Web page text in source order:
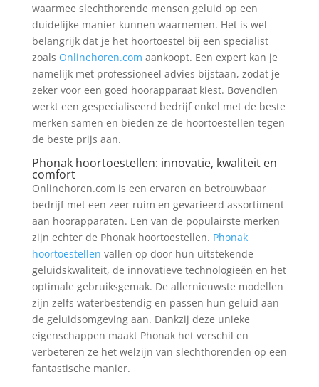
waarmee slechthorende mensen geluid op een
duidelijke manier kunnen waarnemen. Het is wel
belangrijk dat je het hoortoestel bij een specialist
zoals Onlinehoren.com aankoopt. Een expert kan je
namelijk met professioneel advies bijstaan, zodat je
zeker voor een goed hoorapparaat kiest. Bovendien
werkt een gespecialiseerd bedrijf enkel met de beste
merken samen en bieden ze de hoortoestellen tegen
de beste prijs aan.
Phonak hoortoestellen: innovatie, kwaliteit en
comfort
Onlinehoren.com is een ervaren en betrouwbaar
bedrijf met een zeer ruim en gevarieerd assortiment
aan hoorapparaten. Een van de populairste merken
zijn echter de Phonak hoortoestellen. Phonak
hoortoestellen vallen op door hun uitstekende
geluidskwaliteit, de innovatieve technologieën en het
optimale gebruiksgemak. De allernieuwste modellen
zijn zelfs waterbestendig en passen hun geluid aan
de geluidsomgeving aan. Dankzij deze unieke
eigenschappen maakt Phonak het verschil en
verbeteren ze het welzijn van slechthorenden op een
fantastische manier.